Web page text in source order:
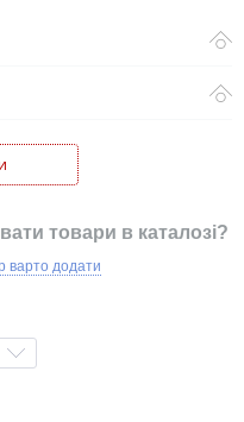
товари в каталозі?
варто додати